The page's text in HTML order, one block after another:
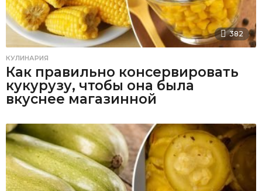
382
КУЛИНАРИЯ
Как правильно консервировать
кукурузу, чтобы она была
вкуснее магазинной